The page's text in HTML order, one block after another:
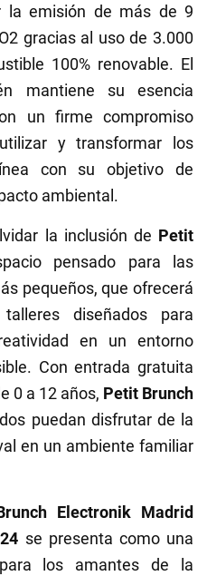
la emisión de más de 9
gracias al uso de 3.000
100% renovable. El
mantiene su esencia
un firme compromiso
y transformar los
con su objetivo de
ambiental.
la inclusión de Petit
pensado para las
pequeños, que ofrecerá
diseñados para
en un entorno
Con entrada gratuita
0 a 12 años, Petit Brunch
puedan disfrutar de la
en un ambiente familiar
Electronik Madrid
se presenta como una
los amantes de la